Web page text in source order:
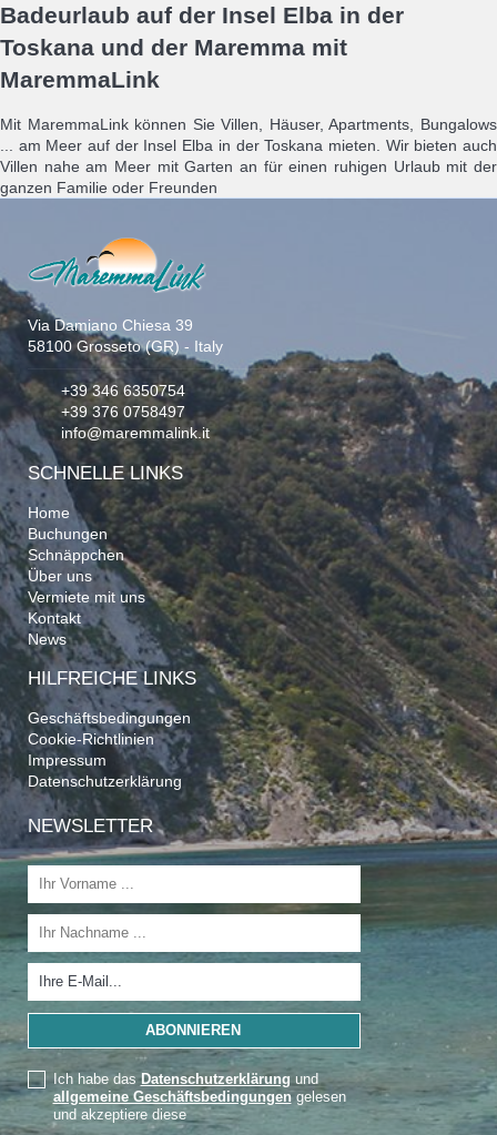
Badeurlaub auf der Insel Elba in der
Toskana und der Maremma mit
MaremmaLink
Mit MaremmaLink können Sie Villen, Häuser, Apartments, Bungalows
... am Meer auf der Insel Elba in der Toskana mieten. Wir bieten auch
Villen nahe am Meer mit Garten an für einen ruhigen Urlaub mit der
ganzen Familie oder Freunden
Via Damiano Chiesa 39
58100 Grosseto (GR) - Italy
+39 346 6350754
+39 376 0758497
info@maremmalink.it
SCHNELLE LINKS
Home
Buchungen
Schnäppchen
Über uns
Vermiete mit uns
Kontakt
News
HILFREICHE LINKS
Geschäftsbedingungen
Cookie-Richtlinien
Impressum
Datenschutzerklärung
NEWSLETTER
Ich habe dasDatenschutzerklärungund
allgemeine Geschäftsbedingungengelesen
und akzeptiere diese